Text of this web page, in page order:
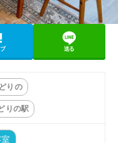
送る
りの
りの駅